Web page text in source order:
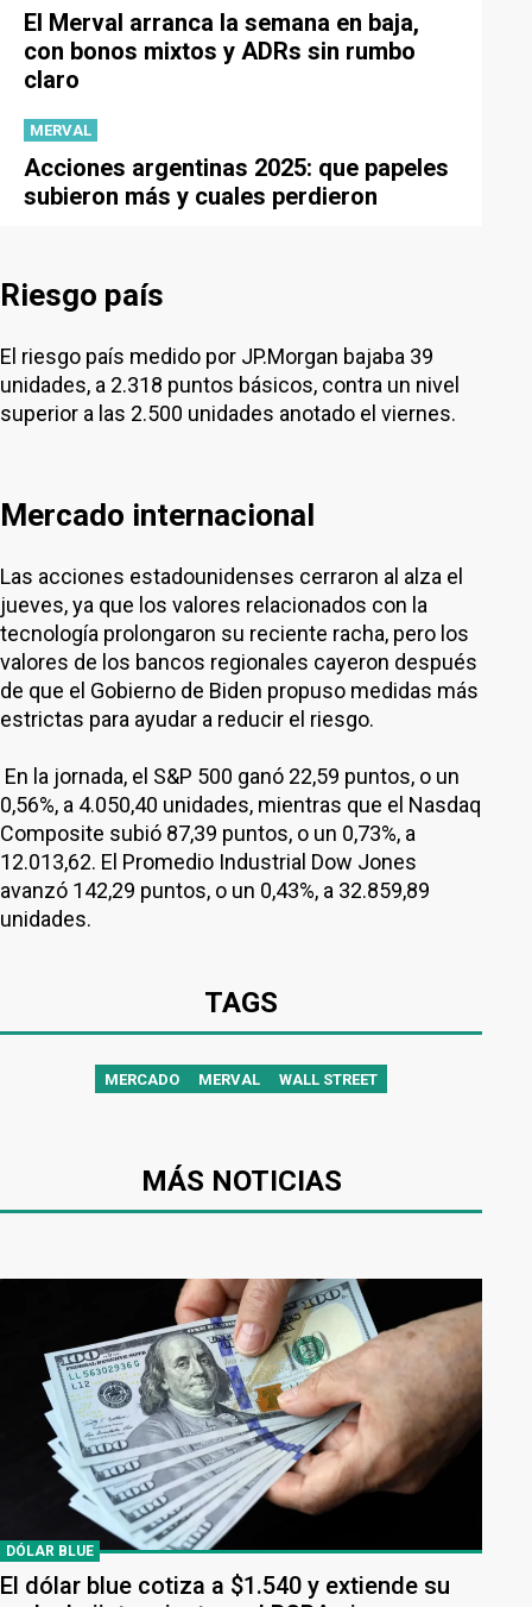
El Merval arranca la semana en baja,
con bonos mixtos y ADRs sin rumbo
claro
MERVAL
Acciones argentinas 2025: que papeles
subieron más y cuales perdieron
Riesgo país
El riesgo país medido por JP.Morgan bajaba 39
unidades, a 2.318 puntos básicos, contra un nivel
superior a las 2.500 unidades anotado el viernes.
Mercado internacional
Las acciones estadounidenses cerraron al alza el
jueves, ya que los valores relacionados con la
tecnología prolongaron su reciente racha, pero los
valores de los bancos regionales cayeron después
de que el Gobierno de Biden propuso medidas más
estrictas para ayudar a reducir el riesgo.
En la jornada, el S&P 500 ganó 22,59 puntos, o un
0,56%, a 4.050,40 unidades, mientras que el Nasdaq
Composite subió 87,39 puntos, o un 0,73%, a
12.013,62. El Promedio Industrial Dow Jones
avanzó 142,29 puntos, o un 0,43%, a 32.859,89
unidades.
TAGS
MERCADO MERVAL WALL STREET
MÁS NOTICIAS
DÓLAR BLUE
El dólar blue cotiza a $1.540 y extiende su